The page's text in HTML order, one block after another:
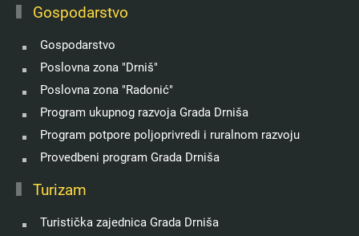
Gospodarstvo
Gospodarstvo
Poslovna zona "Drniš"
Poslovna zona "Radonić"
Program ukupnog razvoja Grada Drniša
Program potpore poljoprivredi i ruralnom razvoju
Provedbeni program Grada Drniša
Turizam
Turistička zajednica Grada Drniša